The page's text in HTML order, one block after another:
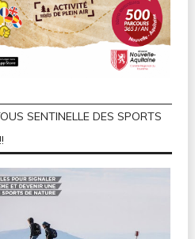
SENTINELLE DES SPORTS